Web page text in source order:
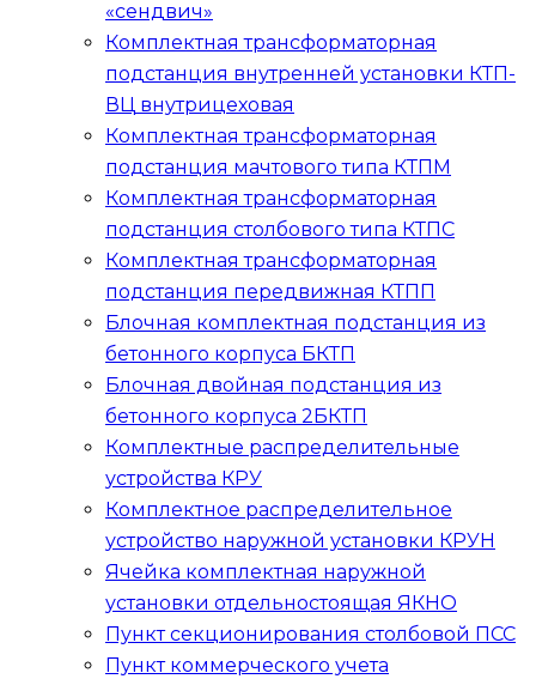
«сендвич»
Комплектная трансформаторная
подстанция внутренней установки КТП-
ВЦ внутрицеховая
Комплектная трансформаторная
подстанция мачтового типа КТПМ
Комплектная трансформаторная
подстанция столбового типа КТПС
Комплектная трансформаторная
подстанция передвижная КТПП
Блочная комплектная подстанция из
бетонного корпуса БКТП
Блочная двойная подстанция из
бетонного корпуса 2БКТП
Комплектные распределительные
устройства КРУ
Комплектное распределительное
устройство наружной установки КРУН
Ячейка комплектная наружной
установки отдельностоящая ЯКНО
Пункт секционирования столбовой ПСС
Пункт коммерческого учета